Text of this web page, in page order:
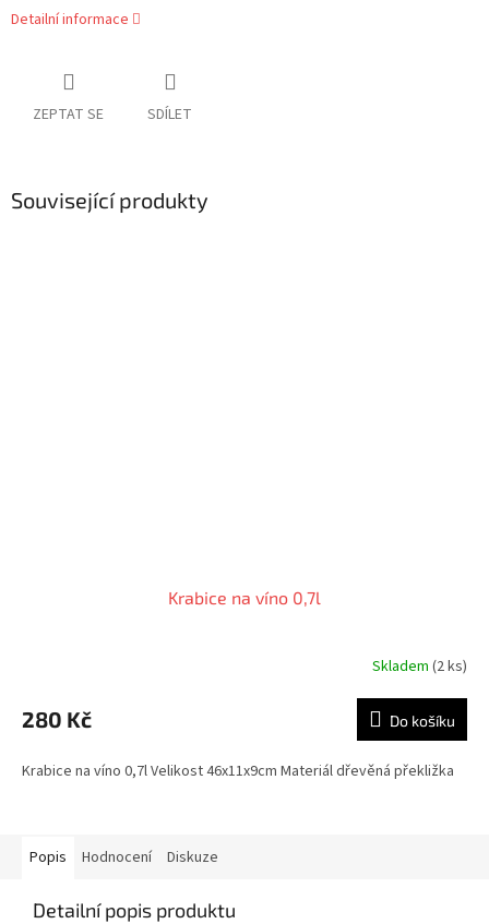
Detailní informace
ZEPTAT SE SDÍLET
Související produkty
Krabice na víno 0,7l
Skladem (2 ks)
280 Kč Do košíku
Krabice na víno 0,7l Velikost 46x11x9cm Materiál dřevěná překližka
Popis Hodnocení Diskuze
Detailní popis produktu